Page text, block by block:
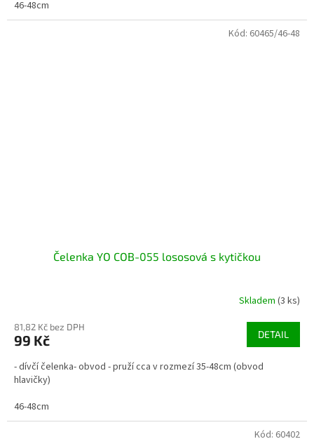
46-48cm
Čelenka YO COB-055 lososová s kytičkou
Skladem (3 ks)
81,82 Kč bez DPH
99 Kč DETAIL
- dívčí čelenka- obvod - pruží cca v rozmezí 35-48cm (obvod
hlavičky)
46-48cm
Kód: 60465/46-48
Kód: 60402